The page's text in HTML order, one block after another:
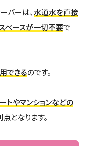
バーは、 水道水を直接
ペースが一切不要で
できるのです。
トやマンションなどの
となります。